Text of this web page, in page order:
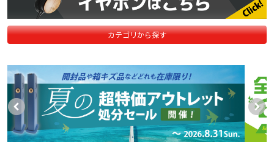
カテゴリから探す